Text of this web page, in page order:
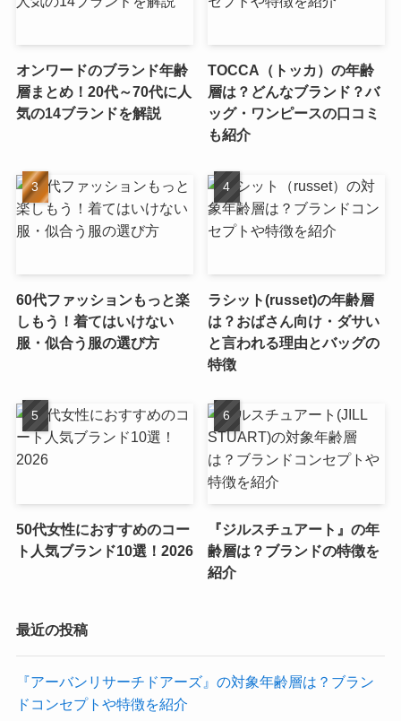
オンワードのブランド年齢
層まとめ！20代～70代に人
気の14ブランドを解説
TOCCA（トッカ）の年齢
層は？どんなブランド？バ
ッグ・ワンピースの口コミ
も紹介
60代ファッションもっと楽
しもう！着てはいけない
服・似合う服の選び方
ラシット(russet)の年齢層
は？おばさん向け・ダサい
と言われる理由とバッグの
特徴
50代女性におすすめのコー
ト人気ブランド10選！2026
『ジルスチュアート』の年
齢層は？ブランドの特徴を
紹介
最近の投稿
『アーバンリサーチドアーズ』の対象年齢層は？ブラン
ドコンセプトや特徴を紹介